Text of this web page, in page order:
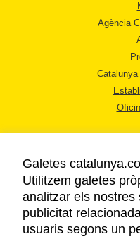
Agència
Galetes
Utilitzem galetes
analitzar els nostres
publicitat
usuaris segons un